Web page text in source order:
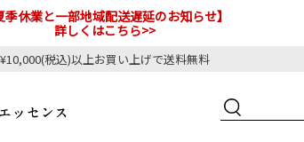
季休業と一部地域配送遅延のお知らせ】
詳しくはこちら>>
¥10,000(税込)以上お買い上げで送料無料